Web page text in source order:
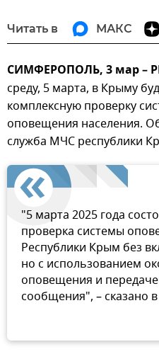
Читать в МАКС
СИМФЕРОПОЛЬ, 3 мар –
среду, 5 марта, в Крыму
комплексную проверку
оповещения населения.
служба МЧС республики
"5 марта 2025 года
проверка системы
Республики Крым без
но с использованием
оповещения и
сообщения", – сказано